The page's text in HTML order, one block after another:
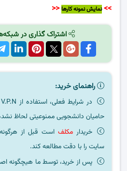
>> نمایش نمونه کارها <<
اشتراک گذاری در
راهنمای خرید:
حامیان دانشجویی ممنوعیتی لحاظ
خریدارمکلف است قبل از
سایت را با دقت مطالعه کند.
پس از خرید، توسط ما هیچگونه